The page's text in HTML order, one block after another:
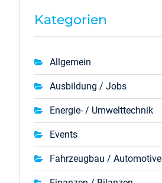
Kategorien
Allgemein
Ausbildung / Jobs
Energie- / Umwelttechnik
Events
Fahrzeugbau / Automotive